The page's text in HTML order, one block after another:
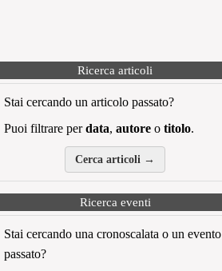
Ricerca articoli
Stai cercando un articolo passato?
Puoi filtrare perdata, autore o titolo.
Cerca articoli →
Ricerca eventi
Stai cercando una cronoscalata o un evento
passato?